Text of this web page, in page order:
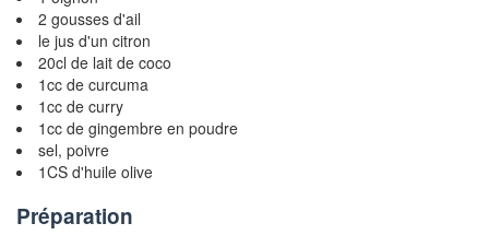
2 gousses d'ail
le jus d'un citron
20cl de lait de coco
1cc de curcuma
1cc de curry
1cc de gingembre en poudre
sel, poivre
1CS d'huile olive
Préparation